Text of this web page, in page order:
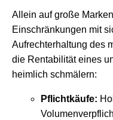
Allein auf große
Einschränkungen mit
Aufrechterhaltung des
die Rentabilität eines
heimlich schmälern:
Pflichtkäufe: